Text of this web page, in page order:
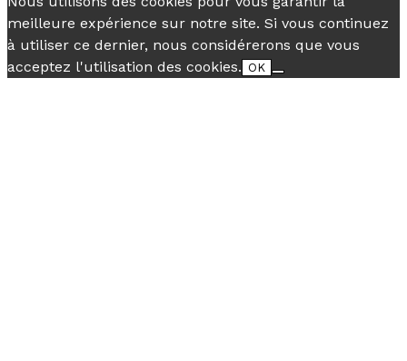
meilleure expérience sur notre site. Si vous continuez
à utiliser ce dernier, nous considérerons que vous
acceptez l'utilisation des cookies. OK